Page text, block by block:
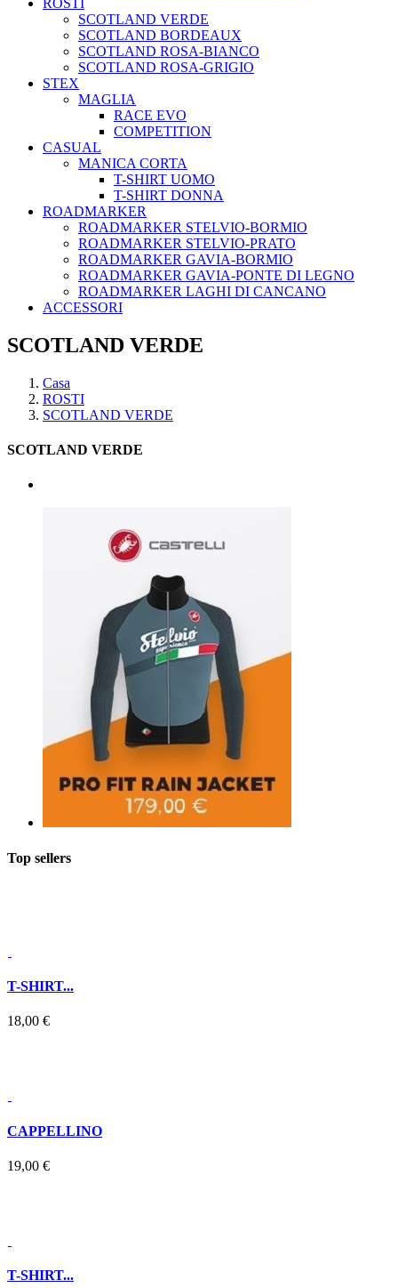
ROSTI
SCOTLAND VERDE
SCOTLAND BORDEAUX
SCOTLAND ROSA-BIANCO
SCOTLAND ROSA-GRIGIO
STEX
MAGLIA
RACE EVO
COMPETITION
CASUAL
MANICA CORTA
T-SHIRT UOMO
T-SHIRT DONNA
ROADMARKER
ROADMARKER STELVIO-BORMIO
ROADMARKER STELVIO-PRATO
ROADMARKER GAVIA-BORMIO
ROADMARKER GAVIA-PONTE DI LEGNO
ROADMARKER LAGHI DI CANCANO
ACCESSORI
SCOTLAND VERDE
Casa
ROSTI
SCOTLAND VERDE
SCOTLAND VERDE
Top sellers
T-SHIRT...
18,00 €
CAPPELLINO
19,00 €
T-SHIRT...